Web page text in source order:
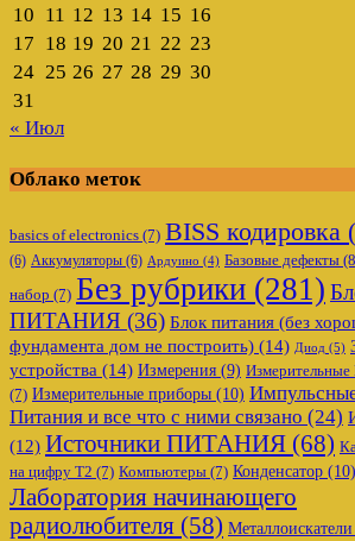
10 11 12 13 14 15 16
17 18 19 20 21 22 23
24 25 26 27 28 29 30
31
« Июл
Облако меток
basics of electronics (7) BISS кодировка
(6) Аккумуляторы (6) Ардуино (4) Базовые дефекты
набор (7) Без рубрики (281)
ПИТАНИЯ (36) Блок питания (без
фундамента дом не построить) (14) Диод (5)
устройства (14) Измерения (9)
(7) Измерительные приборы (10)
Питания и все что с ними связано (24)
(12) Источники ПИТАНИЯ (68)
на цифру Т2 (7) Компьютеры (7) Конденсатор (10)
Лаборатория начинающего
радиолюбителя (58)